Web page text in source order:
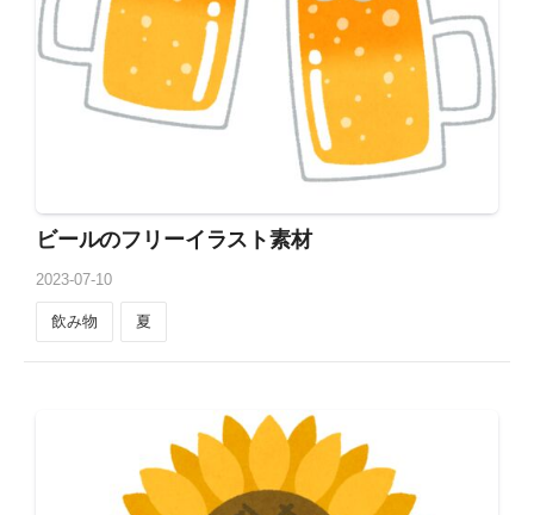
2023-07-10
ビールのフリーイラスト素材
飲み物 夏